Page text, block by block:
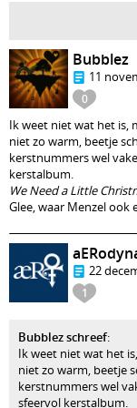
0
Bubblez
11
Ik weet niet wat het is,
niet zo warm, beetje
kerstnummers wel
kerstalbum.
We Need a Little
Glee, waar Menzel ook
1
22
Bubblez schreef:
Ik weet niet wat het
niet zo warm, beetje
kerstnummers wel
sfeervol kerstalbum.